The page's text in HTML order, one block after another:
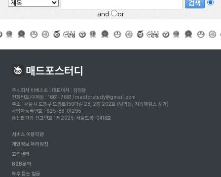
and or
주식회사 비베스트 | 대표이사 : 김정동
전화번호/이메일 : 1661-7661 / madforstudy@gmail.com
주소 : 서울시 도봉구 도봉로150다길 28, 2층 202호 (방학동, 지음재힐스 상가)
사업자등록번호 : 625-88-01295
통신판매업 신고번호 : 제2025-서울도봉-0418호
서비스 이용약관
개인정보 처리방침
고객센터
B2B문의
자주 묻는 질문